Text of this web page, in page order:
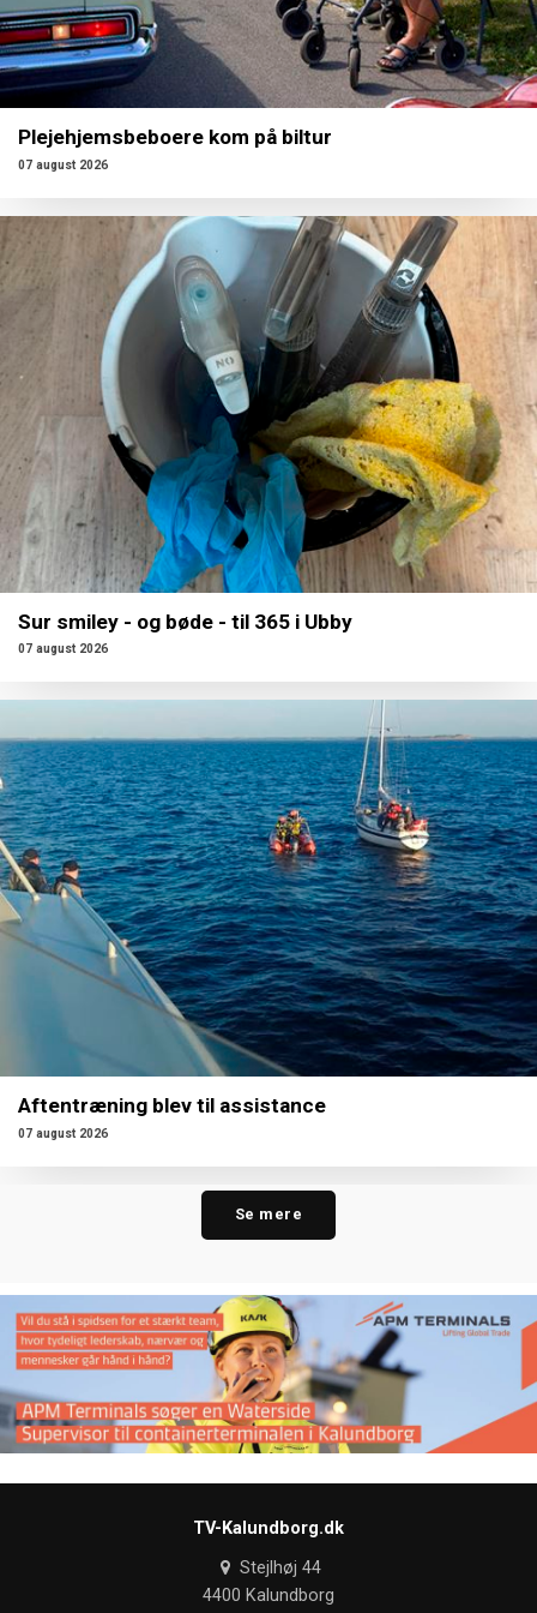
Plejehjemsbeboere kom på biltur
07 august 2026
Sur smiley - og bøde - til 365 i Ubby
07 august 2026
Aftentræning blev til assistance
07 august 2026
Se mere
TV-Kalundborg.dk
Stejlhøj 44
4400 Kalundborg